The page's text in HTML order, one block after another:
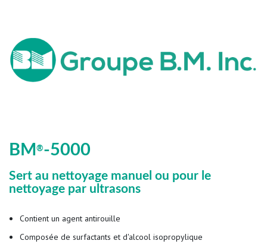
BM ®-5000
Sert au nettoyage manuel ou pour le
nettoyage par ultrasons
Contient un agent antirouille
Composée de surfactants et d'alcool isopropylique